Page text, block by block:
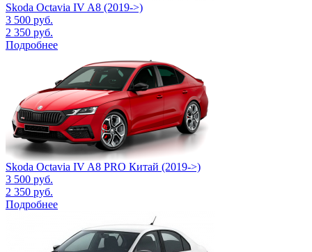
Skoda Octavia IV A8 (2019->)
3 500 руб.
2 350 руб.
Подробнее
Skoda Octavia IV A8 PRO Китай (2019->)
3 500 руб.
2 350 руб.
Подробнее